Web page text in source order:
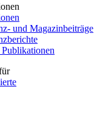
und Magazinbeiträge
Publikationen